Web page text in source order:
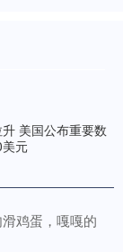
美国公布重要数
元
鸡蛋，嘎嘎的